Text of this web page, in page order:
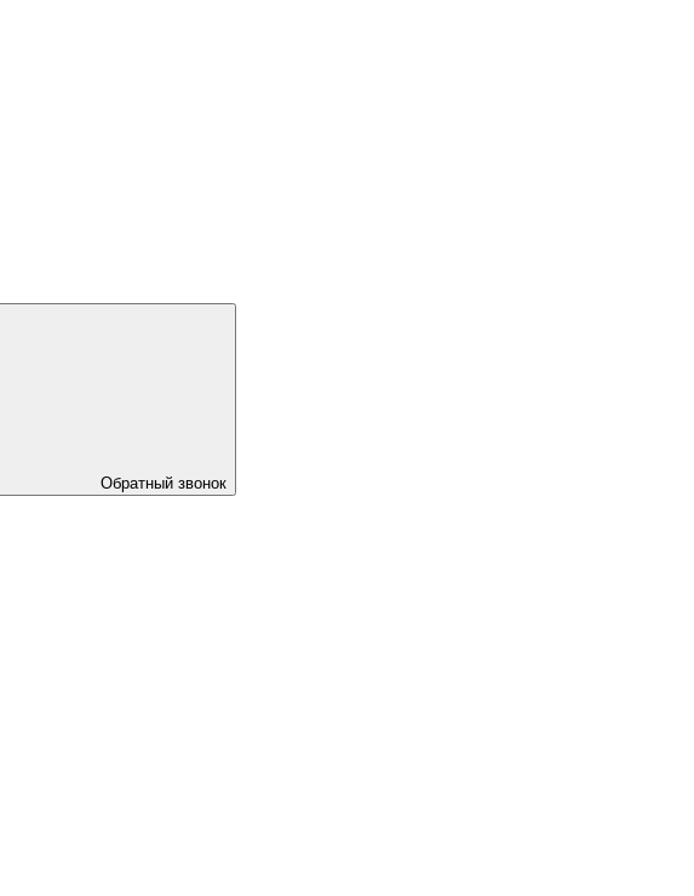
Обратный звонок